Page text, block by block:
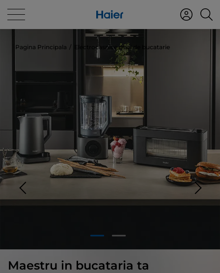
Pagina Principala Electrocasnice mici de bucatarie
Maestru in bucataria ta
1 2